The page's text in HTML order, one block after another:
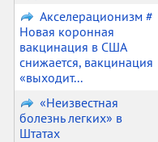
Акселерационизм #
Новая коронная
вакцинация в США
снижается, вакцинация
«выходит...
«Неизвестная
болезнь легких» в
Штатах